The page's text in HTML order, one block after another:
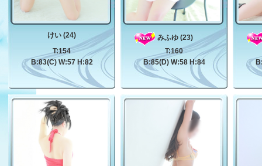
けい (24)
T:154
B:83(C) W:57 H:82
みふゆ (23)
T:160
B:85(D) W:58 H:84